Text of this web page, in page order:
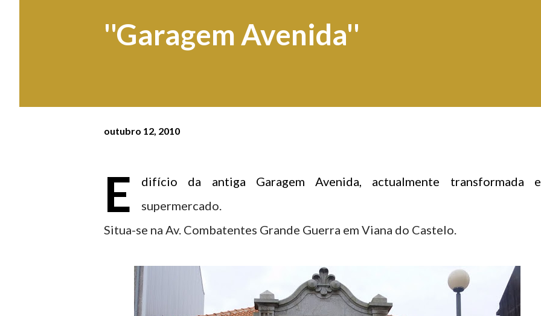
''Garagem Avenida''
outubro 12, 2010
E
difício da antiga Garagem Avenida, actualmente transformada
supermercado.
Situa-se na Av. Combatentes Grande Guerra em Viana do Castelo.